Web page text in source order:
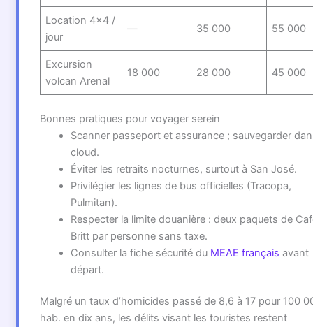
Location 4×4 /
jour
— 35 000 55 000
Excursion
volcan Arenal
18 000 28 000 45 000
Bonnes pratiques pour voyager serein
Scanner passeport et assurance ; sauvegarder
cloud.
Éviter les retraits nocturnes, surtout à San José.
Privilégier les lignes de bus officielles (Tracopa,
Pulmitan).
Respecter la limite douanière : deux paquets de
Britt par personne sans taxe.
Consulter la fiche sécurité du MEAE français avant
départ.
Malgré un taux d’homicides passé de 8,6 à 17 pour 100
hab. en dix ans, les délits visant les touristes restent